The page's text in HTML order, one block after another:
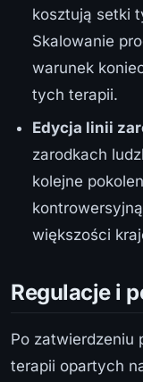
kosztują setki
Skalowanie
warunek
tych terapii.
Edycja linii
zarodkach
kolejne
większości
Regulacje i
Po zatwierdzeniu
terapii opartych